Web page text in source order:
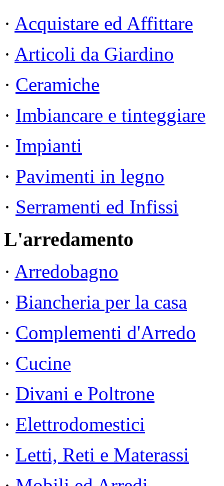
· Acquistare ed Affittare
· Articoli da Giardino
· Ceramiche
· Imbiancare e tinteggiare
· Impianti
· Pavimenti in legno
· Serramenti ed Infissi
L'arredamento
· Arredobagno
· Biancheria per la casa
· Complementi d'Arredo
· Cucine
· Divani e Poltrone
· Elettrodomestici
· Letti, Reti e Materassi